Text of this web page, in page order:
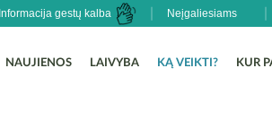
Neįgaliesiams
Informacija gestų kalba
NAUJIENOS LAIVYBA KĄ VEIKTI? KUR